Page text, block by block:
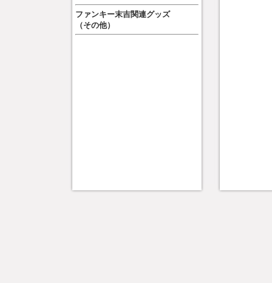
ファンキー末吉関連グッズ
（その他）